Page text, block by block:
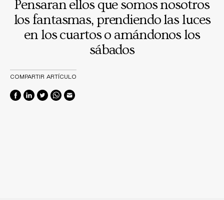
Pensaran ellos que somos nosotros
los fantasmas, prendiendo las luces
en los cuartos o amándonos los
sábados
COMPARTIR ARTÍCULO